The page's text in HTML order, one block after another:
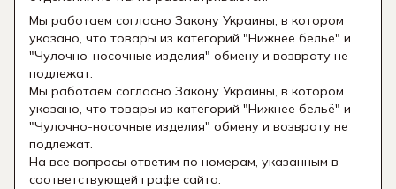
Мы работаем согласно Закону Украины, в котором
указано, что товары из категорий "Нижнее бельё" и
"Чулочно-носочные изделия" обмену и возврату не
подлежат.
Мы работаем согласно Закону Украины, в котором
указано, что товары из категорий "Нижнее бельё" и
"Чулочно-носочные изделия" обмену и возврату не
подлежат.
На все вопросы ответим по номерам, указанным в
соответствующей графе сайта.